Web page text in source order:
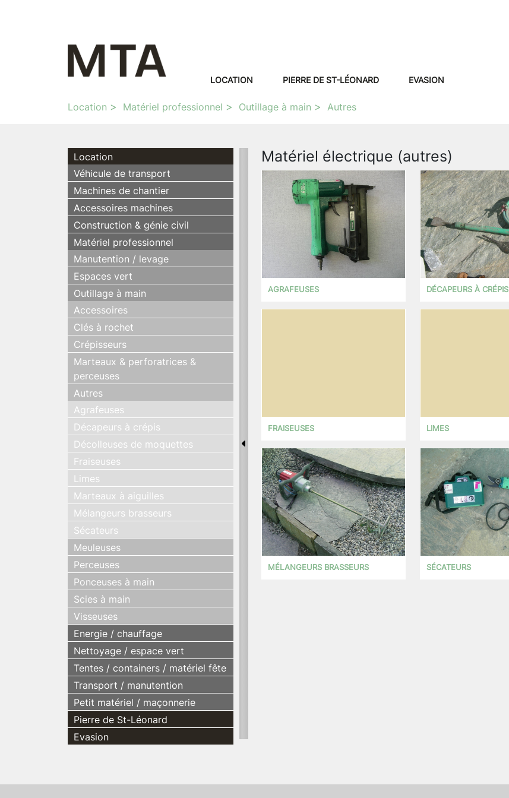
LOCATION PIERRE DE ST-LÉONARD EVASION
Location Matériel professionnel Outillage à main Autres
Location
Véhicule de transport
Machines de chantier
Accessoires machines
Construction & génie civil
Matériel professionnel
Manutention / levage
Espaces vert
Outillage à main
Accessoires
Clés à rochet
Crépisseurs
Marteaux & perforatrices &
perceuses
Autres
Agrafeuses
Décapeurs à crépis
Décolleuses de moquettes
Fraiseuses
Limes
Marteaux à aiguilles
Mélangeurs brasseurs
Sécateurs
Meuleuses
Perceuses
Ponceuses à main
Scies à main
Visseuses
Energie / chauffage
Nettoyage / espace vert
Tentes / containers / matériel fête
Transport / manutention
Petit matériel / maçonnerie
Pierre de St-Léonard
Evasion
Matériel électrique (autres)
AGRAFEUSES DÉCAPEURS À CRÉPIS
FRAISEUSES LIMES
MÉLANGEURS BRASSEURS SÉCATEURS